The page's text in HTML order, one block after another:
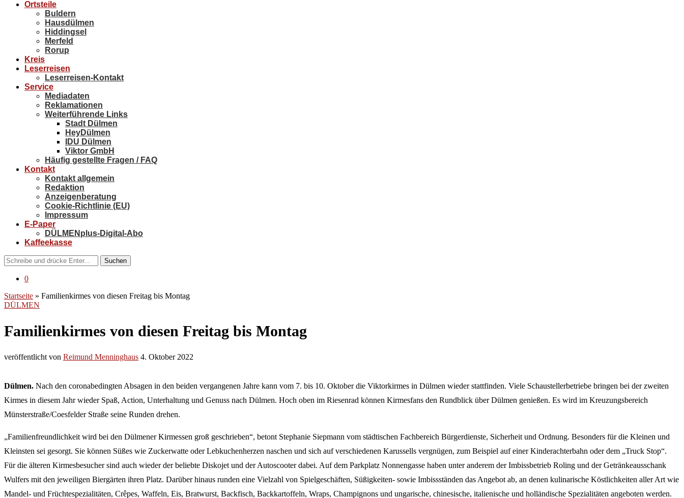
Ortsteile
Buldern
Hausdülmen
Hiddingsel
Merfeld
Rorup
Kreis
Leserreisen
Leserreisen-Kontakt
Service
Mediadaten
Reklamationen
Weiterführende Links
Stadt Dülmen
HeyDülmen
IDU Dülmen
Viktor GmbH
Häufig gestellte Fragen / FAQ
Kontakt
Kontakt allgemein
Redaktion
Anzeigenberatung
Cookie-Richtlinie (EU)
Impressum
E-Paper
DÜLMENplus-Digital-Abo
Kaffeekasse
Suchen
0
Startseite » Familienkirmes von diesen Freitag bis Montag
DÜLMEN
Familienkirmes von diesen Freitag bis Montag
veröffentlicht von Reimund Menninghaus 4. Oktober 2022
Dülmen. Nach den coronabedingten Absagen in den beiden vergangenen Jahre kann vom 7. bis 10. Oktober die Viktorkirmes in Dülmen wieder stattfinden. Viele Schaustellerbetriebe bringen bei der zweiten
Kirmes in diesem Jahr wieder Spaß, Action, Unterhaltung und Genuss nach Dülmen. Hoch oben im Riesenrad können Kirmesfans den Rundblick über Dülmen genießen. Es wird im Kreuzungsbereich
Münsterstraße/Coesfelder Straße seine Runden drehen.
„Familienfreundlichkeit wird bei den Dülmener Kirmessen groß geschrieben“, betont Stephanie Siepmann vom städtischen Fachbereich Bürgerdienste, Sicherheit und Ordnung. Besonders für die Kleinen und
Kleinsten sei gesorgt. Sie können Süßes wie Zuckerwatte oder Lebkuchenherzen naschen und sich auf verschiedenen Karussells vergnügen, zum Beispiel auf einer Kinderachterbahn oder dem „Truck Stop“.
Für die älteren Kirmesbesucher sind auch wieder der beliebte Diskojet und der Autoscooter dabei. Auf dem Parkplatz Nonnengasse haben unter anderem der Imbissbetrieb Roling und der Getränkeausschank
Wulfers mit den jeweiligen Biergärten ihren Platz. Darüber hinaus runden eine Vielzahl von Spielgeschäften, Süßigkeiten- sowie Imbissständen das Angebot ab, an denen kulinarische Köstlichkeiten aller Art wie
Mandel- und Früchtespezialitäten, Crêpes, Waffeln, Eis, Bratwurst, Backfisch, Backkartoffeln, Wraps, Champignons und ungarische, chinesische, italienische und holländische Spezialitäten angeboten werden.